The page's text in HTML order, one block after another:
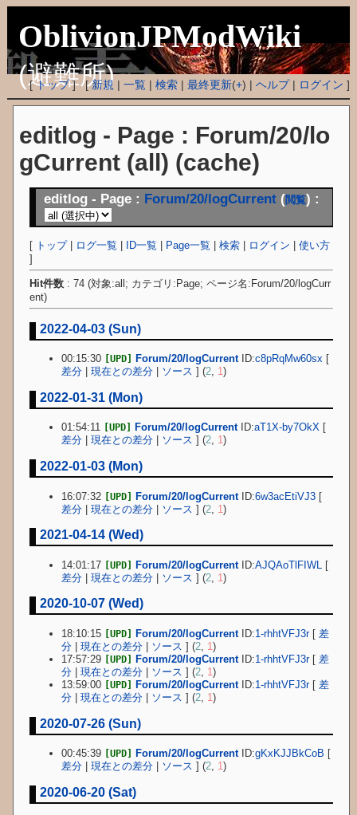
OblivionJPModWiki
(避難所)
[トップ] [新規 |一覧 |検索 |最終更新(+) |ヘルプ| ログイン ]
editlog - Page : Forum/20/lo
gCurrent (all) (cache)
editlog - Page : Forum/20/logCurrent (閲覧) :
[ トップ| ログ一覧 | ID一覧 | Page一覧 |検索 | ログイン |使い方
]
Hit件数 : 74 (対象:all; カテゴリ:Page; ページ名:Forum/20/logCurr
ent)
2022-04-03 (Sun)
00:15:30 [UPD] Forum/20/logCurrentID:c8pRqMw60sx [
差分 |現在との差分 ソース ] (2, 1)
2022-01-31 (Mon)
01:54:11 [UPD] Forum/20/logCurrentID:aT1X-by7OkX [
差分 |現在との差分 ソース ] (2, 1)
2022-01-03 (Mon)
16:07:32 [UPD] Forum/20/logCurrentID:6w3acEtiVJ3 [
差分 |現在との差分 | ソース ] (2 1)
2021-04-14 (Wed)
14:01:17 [UPD] Forum/20/logCurrentID:AJQAoTlFIWL
[
差分 |現在との差分 ソース ] (2 1)
2020-10-07 (Wed)
18:10:15 [UPD] Forum/20/logCurrentID:1-rhhtVFJ3r[差
分 |現在との差分 ソース ] (2, 1)
17:57:29
[UPD] Forum/20/logCurrentID:1-rhhtVFJ3r[差
分 |現在との差分 ソース ] (2, 1)
13:59:00
[UPD] Forum/20/logCurrentID:1-rhhtVFJ3r[差
分 |現在との差分 ソース ] (2, 1)
2020-07-26 (Sun)
00:45:39 [UPD] Forum/20/logCurrentID:gKxKJJBkCoB [
差分 |現在との差分 ソース ] (2, 1)
2020-06-20 (Sat)